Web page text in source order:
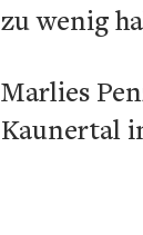
zu wenig
Marlies
Kaunertal